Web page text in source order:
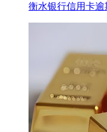
衡水银行信用卡